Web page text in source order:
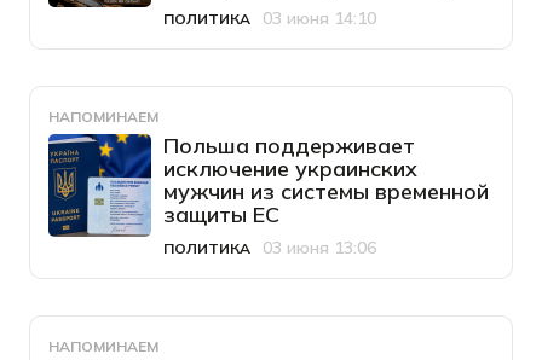
Категория
ПОЛИТИКА
Дата публикации
03 июня 14:10
НАПОМИНАЕМ
Польша поддерживает
исключение украинских
мужчин из системы временной
защиты ЕС
Категория
ПОЛИТИКА
Дата публикации
03 июня 13:06
НАПОМИНАЕМ